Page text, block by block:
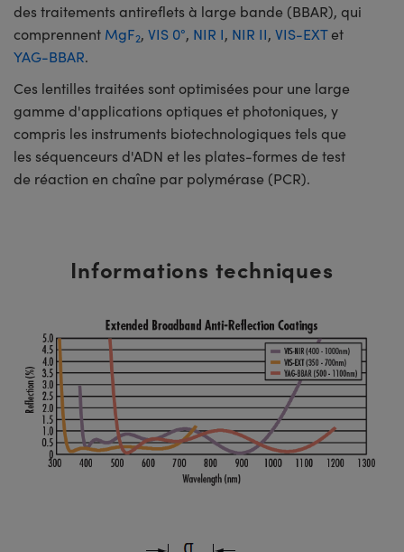
des traitements antireflets à large bande (BBAR), qui
comprennent MgF2, VIS 0°, NIR I, NIR II, VIS-EXTet
YAG-BBAR.
Ces lentilles traitées sont optimisées pour une large
gamme d'applications optiques et photoniques, y
compris les instruments biotechnologiques tels que
les séquenceurs d'ADN et les plates-formes de test
de réaction en chaîne par polymérase (PCR).
Informations techniques